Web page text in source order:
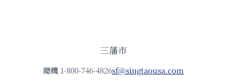
三藩市
總機 1-800-746-4826sf@singtaousa.com